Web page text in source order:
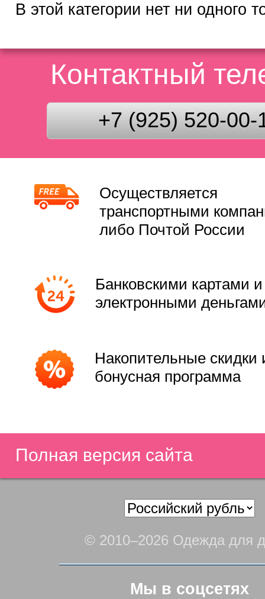
В этой категории нет ни одного
Контактный
+7 (925) 520-00-
Осуществляется
транспортными
либо Почтой России
Банковскими картами и
электронными
Накопительные скидки
бонусная программа
Полная версия сайта
© 2010–2026 Одежда для
Мы в соцсетях